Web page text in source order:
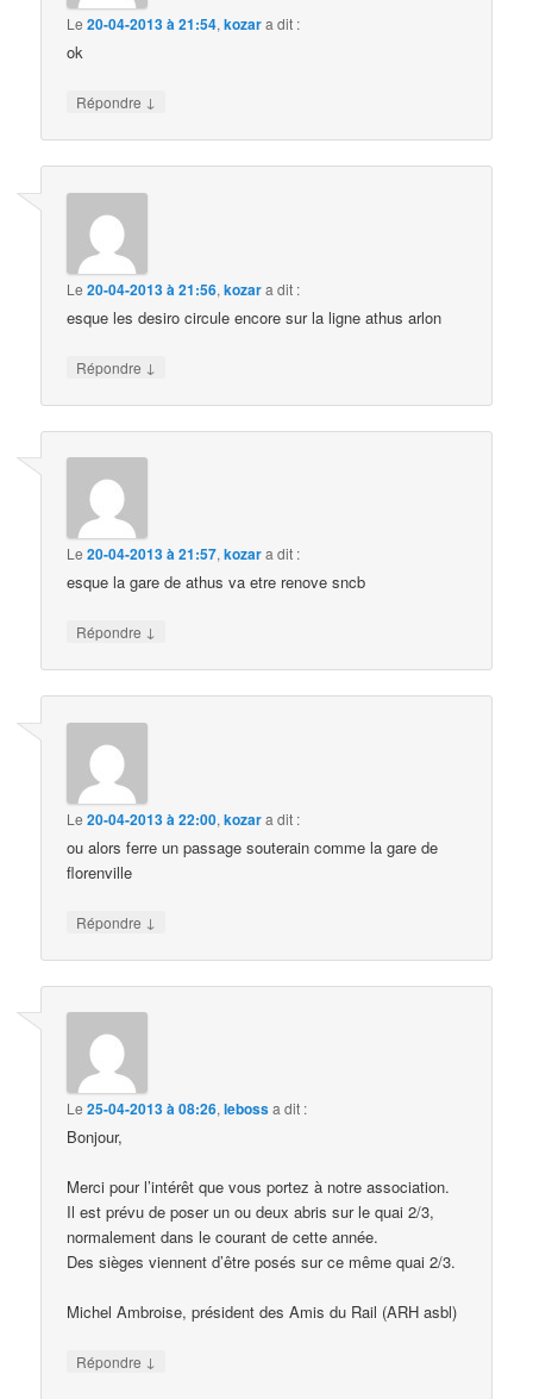
Le20-04-2013 à 21:54,kozara dit :
ok
Répondre ↓
Le20-04-2013 à 21:56,kozara dit :
esque les desiro circule encore sur la ligne athus arlon
Répondre ↓
Le20-04-2013 à 21:57,kozara dit :
esque la gare de athus va etre renove sncb
Répondre ↓
Le20-04-2013 à 22:00,kozara dit :
ou alors ferre un passage souterain comme la gare de
florenville
Répondre ↓
Le25-04-2013 à 08:26,lebossa dit :
Bonjour,
Merci pour l’intérêt que vous portez à notre association.
Il est prévu de poser un ou deux abris sur le quai 2/3,
normalement dans le courant de cette année.
Des sièges viennent d’être posés sur ce même quai 2/3.
Michel Ambroise, président des Amis du Rail (ARH asbl)
Répondre ↓